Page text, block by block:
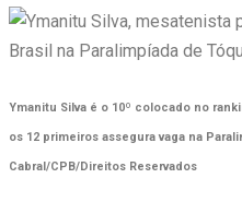
Ymanitu Silva é o 10º colocado no
os 12 primeiros assegura vaga na
Cabral/CPB/Direitos Reservados